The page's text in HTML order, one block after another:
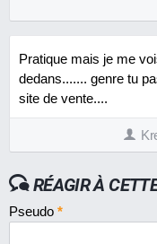
Pratique mais je me
dedans....... genre tu
site de vente....
RÉAGIR À
Pseudo *